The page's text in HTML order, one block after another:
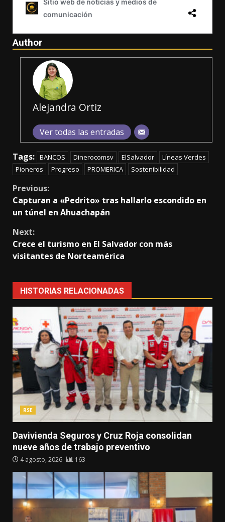
Author
Alejandra Ortiz
Ver todas las entradas
Tags: BANCOS Dinerocomsv ElSalvador
Líneas Verdes
Pioneros
Progreso PROMERICA Sostenibilidad
Continue
Reading
Previous:
Capturan a «Pedrito» tras hallarlo escondido en
un túnel en Ahuachapán
Next:
Crece el turismo en El Salvador con más
visitantes de Norteamérica
HISTORIAS RELACIONADAS
RSE
Davivienda Seguros y Cruz Roja consolidan
nueve años de trabajo preventivo
4 agosto, 2026 163